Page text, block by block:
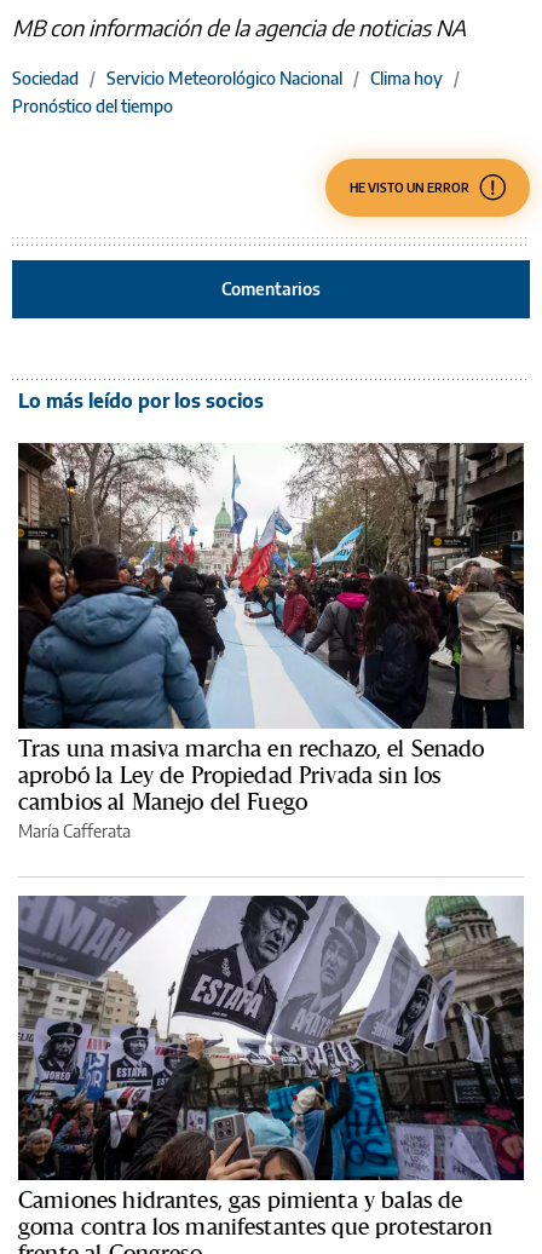
MB con información de la agencia de noticias NA
Sociedad / Servicio Meteorológico Nacional / Clima hoy /
Pronóstico del tiempo
HE VISTO UN ERROR
Comentarios
Lo más leído por los socios
Tras una masiva marcha en rechazo, el Senado
aprobó la Ley de Propiedad Privada sin los
cambios al Manejo del Fuego
María Cafferata
Camiones hidrantes, gas pimienta y balas de
goma contra los manifestantes que protestaron